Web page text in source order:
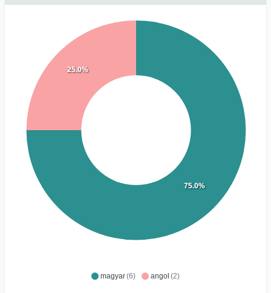
magyar(6) angol (2)
75.0%
25.0%